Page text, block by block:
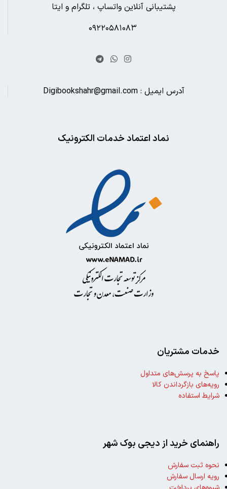
پشتیبانی آنلاین واتساپ ، تلگرام و ایتا
آدرس ایمیل : Digibookshahr@gmail.com
نماد اعتماد خدمات الکترونیک
خدمات مشتریان
پاسخ به پرسش‌های متداول
رویه‌های بازگرداندن کالا
شرایط استفاده
راهنمای خرید از دیجی بوک شهر
نحوه ثبت سفارش
رویه ارسال سفارش